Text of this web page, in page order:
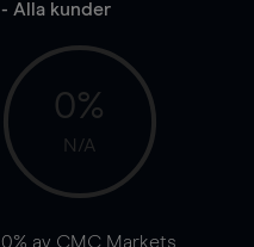
- Alla kunder
0%
N/A
0% av CMC Markets